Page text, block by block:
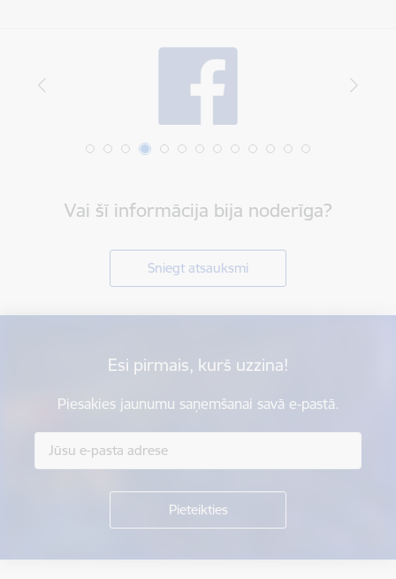
Vai šī informācija bija noderīga?
Sniegt atsauksmi
Esi pirmais, kurš uzzina!
Piesakies jaunumu saņemšanai savā e-pastā.